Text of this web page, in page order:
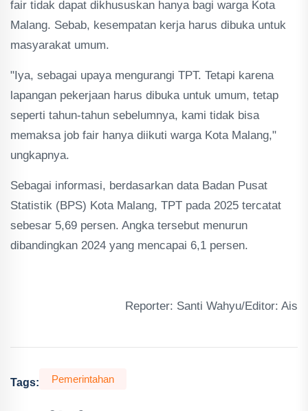
fair tidak dapat dikhususkan hanya bagi warga Kota
Malang. Sebab, kesempatan kerja harus dibuka untuk
masyarakat umum.
"Iya, sebagai upaya mengurangi TPT. Tetapi karena
lapangan pekerjaan harus dibuka untuk umum, tetap
seperti tahun-tahun sebelumnya, kami tidak bisa
memaksa job fair hanya diikuti warga Kota Malang,"
ungkapnya.
Sebagai informasi, berdasarkan data Badan Pusat
Statistik (BPS) Kota Malang, TPT pada 2025 tercatat
sebesar 5,69 persen. Angka tersebut menurun
dibandingkan 2024 yang mencapai 6,1 persen.
Reporter: Santi Wahyu/Editor: Ais
Tags: Pemerintahan